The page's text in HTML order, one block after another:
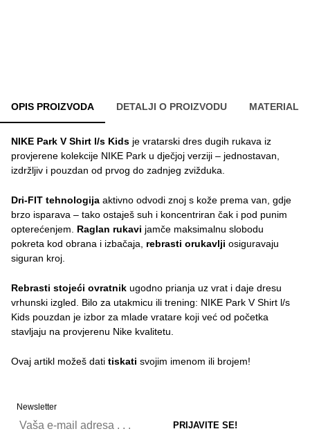
OPIS PROIZVODA DETALJI O PROIZVODU MATERIAL
NIKE Park V Shirt l/s Kids je vratarski dres dugih rukava iz
provjerene kolekcije NIKE Park u dječjoj verziji – jednostavan,
izdržljiv i pouzdan od prvog do zadnjeg zvižduka.
Dri-FIT tehnologija aktivno odvodi znoj s kože prema van, gdje
brzo isparava – tako ostaješ suh i koncentriran čak i pod punim
opterećenjem. Raglan rukavi jamče maksimalnu slobodu
pokreta kod obrana i izbačaja, rebrasti orukavlji osiguravaju
siguran kroj.
Rebrasti stojeći ovratnik ugodno prianja uz vrat i daje dresu
vrhunski izgled. Bilo za utakmicu ili trening: NIKE Park V Shirt l/s
Kids pouzdan je izbor za mlade vratare koji već od početka
stavljaju na provjerenu Nike kvalitetu.
Ovaj artikl možeš dati tiskati svojim imenom ili brojem!
Newsletter